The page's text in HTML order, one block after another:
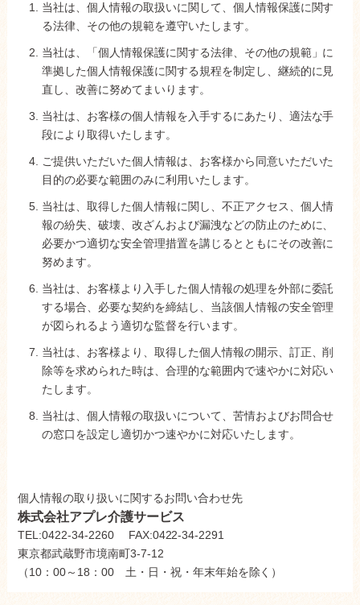
当社は、個人情報の取扱いに関して、個人情報保護に関す
る法律、その他の規範を遵守いたします。
当社は、「個人情報保護に関する法律、その他の規範」に
準拠した個人情報保護に関する規程を制定し、継続的に見
直し、改善に努めてまいります。
当社は、お客様の個人情報を入手するにあたり、適法な手
段により取得いたします。
ご提供いただいた個人情報は、お客様から同意いただいた
目的の必要な範囲のみに利用いたします。
当社は、取得した個人情報に関し、不正アクセス、個人情
報の紛失、破壊、改ざんおよび漏洩などの防止のために、
必要かつ適切な安全管理措置を講じるとともにその改善に
努めます。
当社は、お客様より入手した個人情報の処理を外部に委託
する場合、必要な契約を締結し、当該個人情報の安全管理
が図られるよう適切な監督を行います。
当社は、お客様より、取得した個人情報の開示、訂正、削
除等を求められた時は、合理的な範囲内で速やかに対応い
たします。
当社は、個人情報の取扱いについて、苦情およびお問合せ
の窓口を設定し適切かつ速やかに対応いたします。
個人情報の取り扱いに関するお問い合わせ先
株式会社アプレ介護サービス
TEL:0422-34-2260 FAX:0422-34-2291
東京都武蔵野市境南町3-7-12
（10：00～18：00 土・日・祝・年末年始を除く）